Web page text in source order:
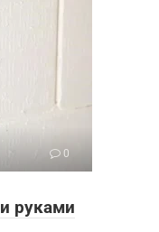
0
руками